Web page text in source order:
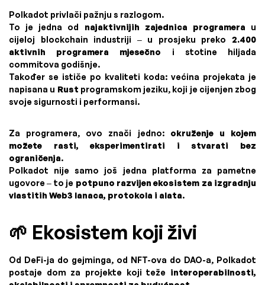
Polkadot privlači pažnju s razlogom.
To je jedna od najaktivnijih zajednica programera u
cijeloj blockchain industriji – u prosjeku preko 2.400
aktivnih programera mjesečno i stotine hiljada
commitova godišnje.
Također se ističe po kvaliteti koda: većina projekata je
napisana u Rust programskom jeziku, koji je cijenjen zbog
svoje sigurnosti i performansi.
Za programera, ovo znači jedno: okruženje u kojem
možete rasti, eksperimentirati i stvarati bez
ograničenja.
Polkadot nije samo još jedna platforma za pametne
ugovore – to je potpuno razvijen ekosistem za izgradnju
vlastitih Web3 lanaca, protokola i alata.
🌱 Ekosistem koji živi
Od DeFi-ja do gejminga, od NFT-ova do DAO-a, Polkadot
postaje dom za projekte koji teže interoperabilnosti,